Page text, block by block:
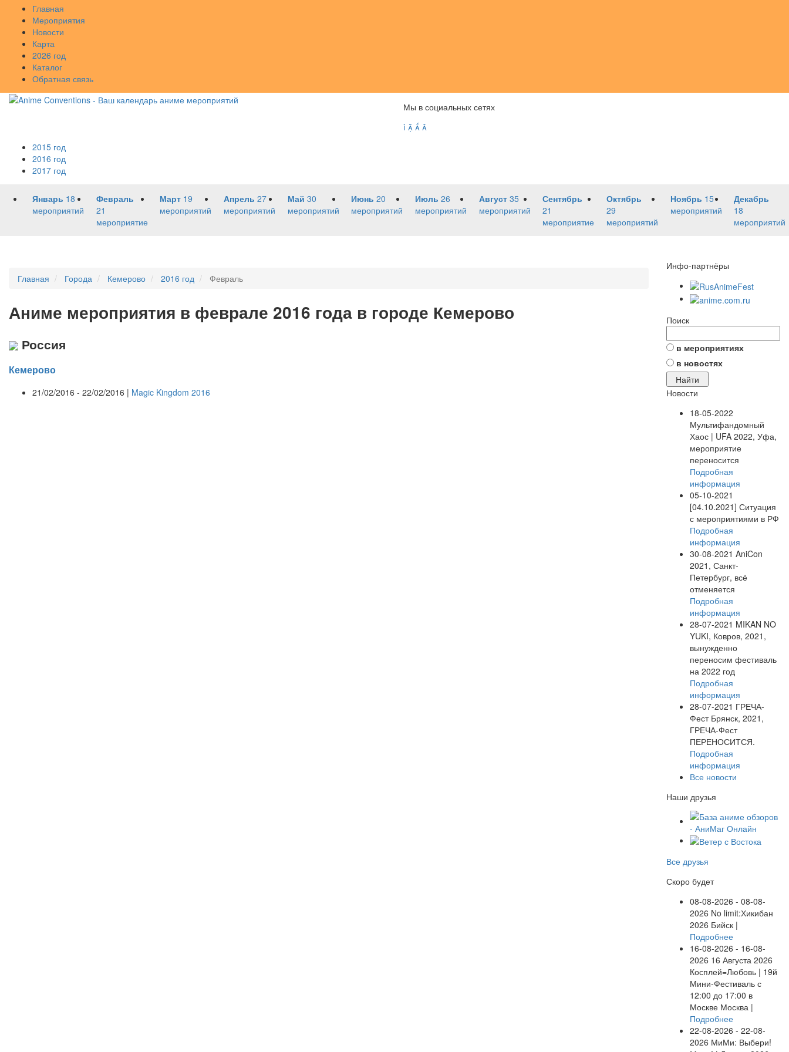
Главная
Мероприятия
Новости
Карта
2026 год
Каталог
Обратная связь
Мы в социальных сетях
   
2015 год
2016 год
2017 год
Январь 18
мероприятий
Февраль
21
мероприятие
Март 19
мероприятий
Апрель 27
мероприятий
Май 30
мероприятий
Июнь 20
мероприятий
Июль 26
мероприятий
Август 35
мероприятий
Сентябрь
21
мероприятие
Октябрь
29
мероприятий
Ноябрь 15
мероприятий
Декабрь
18
мероприятий
Главная Города Кемерово 2016 год Февраль
Аниме мероприятия в феврале 2016 года в городе Кемерово
Россия
Кемерово
21/02/2016 - 22/02/2016 | Magic Kingdom 2016
Инфо-партнёры
Поиск
в мероприятиях
в новостях
Новости
18-05-2022
Мультифандомный
Хаос | UFA 2022, Уфа,
мероприятие
переносится
Подробная
информация
05-10-2021
[04.10.2021] Ситуация
с мероприятиями в РФ
Подробная
информация
30-08-2021 AniCon
2021, Санкт-
Петербург, всё
отменяется
Подробная
информация
28-07-2021 MIKAN NO
YUKI, Ковров, 2021,
вынужденно
переносим фестиваль
на 2022 год
Подробная
информация
28-07-2021 ГРЕЧА-
Фест Брянск, 2021,
ГРЕЧА-Фест
ПЕРЕНОСИТСЯ.
Подробная
информация
Все новости
Наши друзья
Все друзья
Скоро будет
08-08-2026 - 08-08-
2026 No limit:Хикибан
2026 Бийск |
Подробнее
16-08-2026 - 16-08-
2026 16 Августа 2026
Косплей=Любовь | 19й
Мини-Фестиваль с
12:00 до 17:00 в
Москве Москва |
Подробнее
22-08-2026 - 22-08-
2026 МиМи: Выбери!